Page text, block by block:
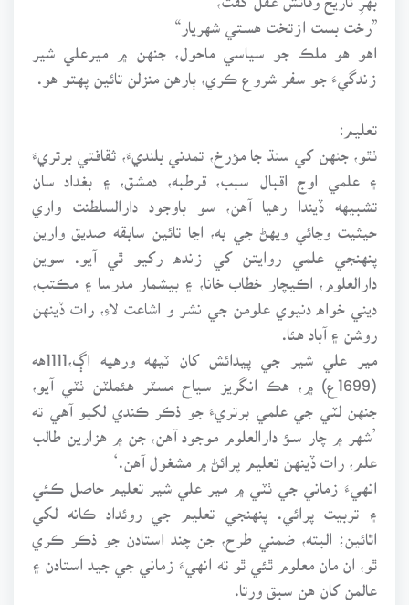
”رخت بست ازتخت هستي شهريار“
اهو هو ملڪ جو سياسي ماحول، جنهن ۾ ميرعلي شير
زندگيءَ جو سفر شروع ڪري، ٻارهن منزلن تائين پهتو هو.
تعليم:
ٺٿو، جنهن کي سنڌ جا مؤرخ، تمدني بلنديءَ، ثقافتي برتريءَ
۽ علمي اوج اقبال سبب، قرطبه، دمشق، ۽ بغداد سان
تشبيهه ڏيندا رهيا آهن، سو باوجود دارالسلطنت واري
حيثيت وڃائي ويهڻ جي به، اڃا تائين سابقه صديق وارين
پنهنجي علمي روايتن کي زنده رکيو ٿي آيو. سوين
دارالعلوم، اڪيچار خطاب خانا، ۽ بيشمار مدرسا ۽ مڪتب،
ديني خواه دنيوي علومن جي نشر و اشاعت لاءِ، رات ڏينهن
روشن ۽ آباد هئا.
(1699ع) ۾، هڪ انگريز سياح مسٽر هئملٽن ٺٽي آيو،
جنهن لٽي جي علمي برتريءَ جو ذڪر ڪندي لکيو آهي ته
’شهر ۾ چار سـؤ دارالعلوم موجود آهن، جن ۾ هزارين طالب
علم، رات ڏينهن تعليم پرائڻ ۾ مشغول آهن.‘
انهيءَ زماني جي ٺٽي ۾ مير علي شير تعليم حاصل ڪئي
۽ تربيت پرائي. پنهنجي تعليم جي روئداد ڪانه لکي
اٿائين؛ البته، ضمني طرح، جن چند استادن جو ذڪر ڪري
ٿو، ان مان معلوم ٿئي ٿو ته انهيءَ زماني جي جيد استادن ۽
عالمن کان هن سبق ورتا.